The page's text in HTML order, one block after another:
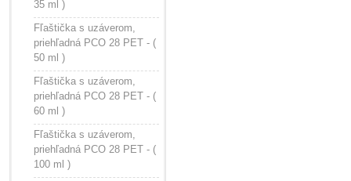
35 ml )
Fľaštička s uzáverom,
priehľadná PCO 28 PET - (
50 ml )
Fľaštička s uzáverom,
priehľadná PCO 28 PET - (
60 ml )
Fľaštička s uzáverom,
priehľadná PCO 28 PET - (
100 ml )